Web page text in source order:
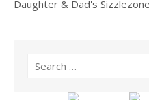
Daughter & Dad's Sizzlezone
Search